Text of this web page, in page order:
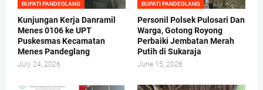
BUPATI PANDEGLANG
Kunjungan Kerja Danramil
Menes 0106 ke UPT
Puskesmas Kecamatan
Menes Pandeglang
July 24, 2026
BUPATI PANDEGLANG
Personil Polsek Pulosari Dan
Warga, Gotong Royong
Perbaiki Jembatan Merah
Putih di Sukaraja
June 15, 2026